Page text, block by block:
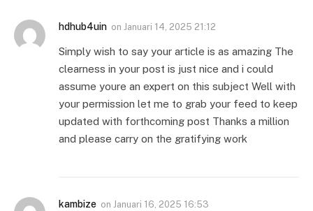
hdhub4uin on Januari 14, 2025 21:12
Simply wish to say your article is as amazing The
clearness in your post is just nice and i could
assume youre an expert on this subject Well with
your permission let me to grab your feed to keep
updated with forthcoming post Thanks a million
and please carry on the gratifying work
kambize on Januari 16, 2025 16:53